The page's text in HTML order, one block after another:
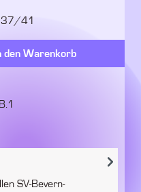
37/41
gewünschten Wert
den Warenkorb
SV-Bevern-